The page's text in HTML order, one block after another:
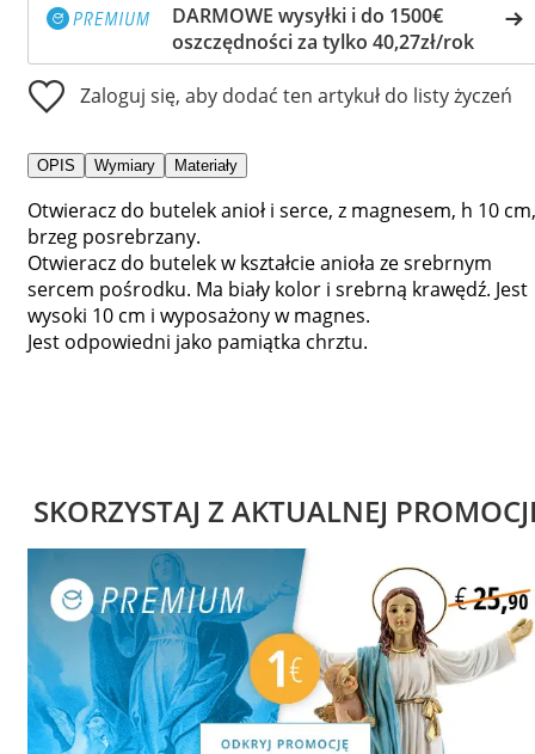
DARMOWE wysyłki i do 1500€
oszczędności za tylko 40,27zł/rok
Zaloguj się, aby dodać ten artykuł do listy życzeń
OPIS Wymiary Materiały
Otwieracz do butelek anioł i serce, z magnesem, h 10 cm,
brzeg posrebrzany.
Otwieracz do butelek w kształcie anioła ze srebrnym
sercem pośrodku. Ma biały kolor i srebrną krawędź. Jest
wysoki 10 cm i wyposażony w magnes.
Jest odpowiedni jako pamiątka chrztu.
SKORZYSTAJ Z AKTUALNEJ